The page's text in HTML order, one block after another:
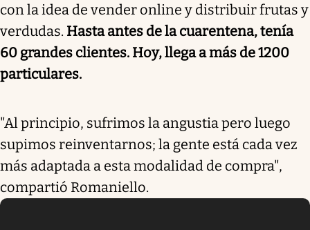
con la idea de vender online y distribuir frutas y
verdudas. Hasta antes de la cuarentena, tenía
60 grandes clientes. Hoy, llega a más de 1200
particulares.
"Al principio, sufrimos la angustia pero luego
supimos reinventarnos; la gente está cada vez
más adaptada a esta modalidad de compra",
compartió Romaniello.